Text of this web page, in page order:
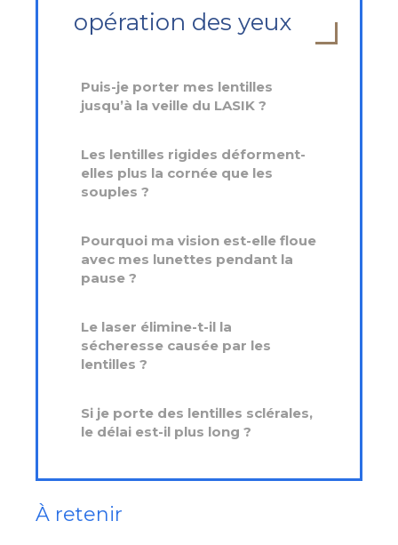
opération des yeux
Puis-je porter mes lentilles
jusqu’à la veille du LASIK ?
Les lentilles rigides déforment-
elles plus la cornée que les
souples ?
Pourquoi ma vision est-elle floue
avec mes lunettes pendant la
pause ?
Le laser élimine-t-il la
sécheresse causée par les
lentilles ?
Si je porte des lentilles sclérales,
le délai est-il plus long ?
À retenir